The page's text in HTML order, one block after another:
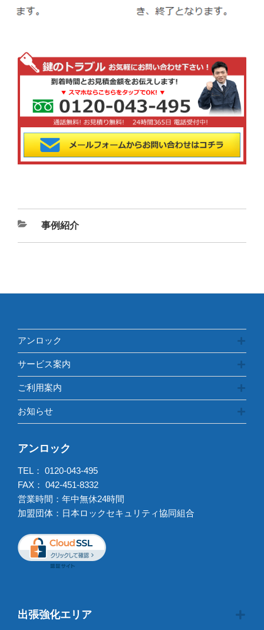
カ
テ
事例紹介
アンロック
サービス案内
ご利用案内
お知らせ
アンロック
TEL： 0120-043-495
FAX： 042-451-8332
営業時間：年中無休24時間
加盟団体：日本ロックセキュリティ協同組合
出張強化エリア